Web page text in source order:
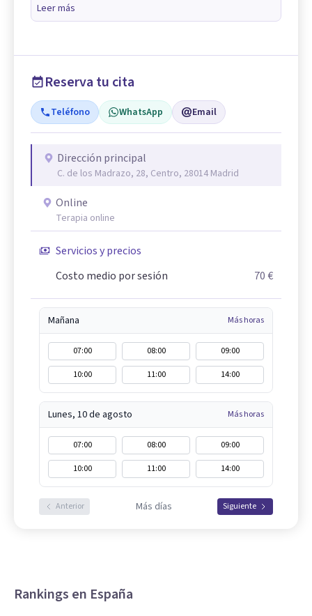
Leer más
Reserva tu cita
Teléfono WhatsApp Email
Dirección principal
C. de los Madrazo, 28, Centro, 28014 Madrid
Online
Terapia online
Servicios y precios
Costo medio por sesión
70 €
Mañana Más horas
07:00 08:00
09:00
10:00
11:00 14:00
Lunes, 10 de agosto Más horas
07:00 08:00
09:00
10:00
11:00 14:00
Anterior Más días Siguiente
Rankings en España